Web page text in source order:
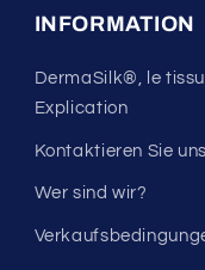
INFORMATION
DermaSilk®, le
Explication
Kontaktieren Sie uns
Wer sind wir?